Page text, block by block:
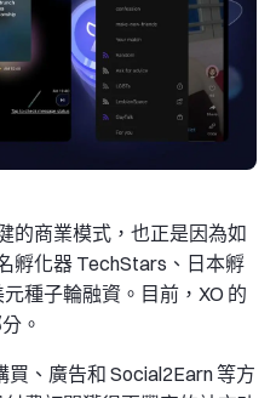
的商業模式，也正是因為如
孵化器 TechStars、日本孵
種子輪融資。目前，XO 的
。
、廣告和 Social2Earn 等方